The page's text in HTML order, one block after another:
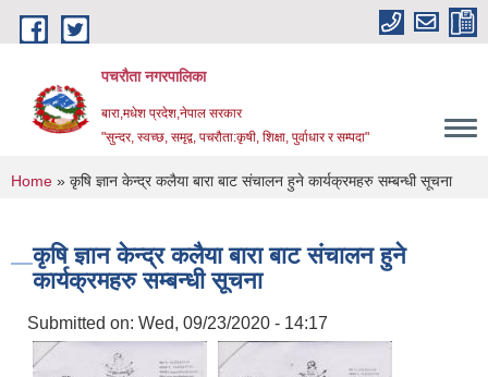
Skip to main content
पचरौता नगरपालिका
बारा,मधेश प्रदेश,नेपाल सरकार
"सुन्दर, स्वच्छ, समृद्व, पचरौता:कृषी, शिक्षा, पुर्वाधार र सम्पदा"
You are here
Home » कृषि ज्ञान केन्द्र कलैया बारा बाट संचालन हुने कार्यक्रमहरु सम्बन्धी सूचना
कृषि ज्ञान केन्द्र कलैया बारा बाट संचालन हुने
कार्यक्रमहरु सम्बन्धी सूचना
Submitted on: Wed, 09/23/2020 - 14:17